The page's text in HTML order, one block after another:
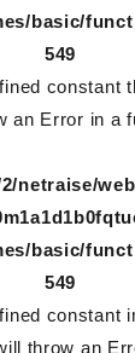
basic/
549
constant
an Error in a
netraise/
basic/
549
constant
throw an